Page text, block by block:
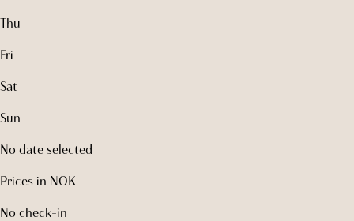
Thu
Fri
Sat
Sun
No date selected
Prices in NOK
No check-in